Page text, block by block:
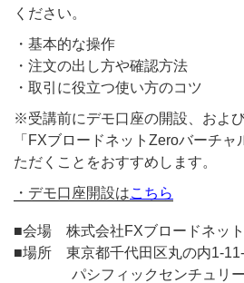
ください。
・基本的な操作
・注文の出し方や確認方法
・取引に役立つ使い方のコツ
※受講前にデモ口座の開設、およ
「FXブロードネットZeroバーチ
ただくことをおすすめします。
・デモ口座開設はこちら
■会場 株式会社FXブロードネット
■場所 東京都千代田区丸の内1-
パシフィックセンチュリー